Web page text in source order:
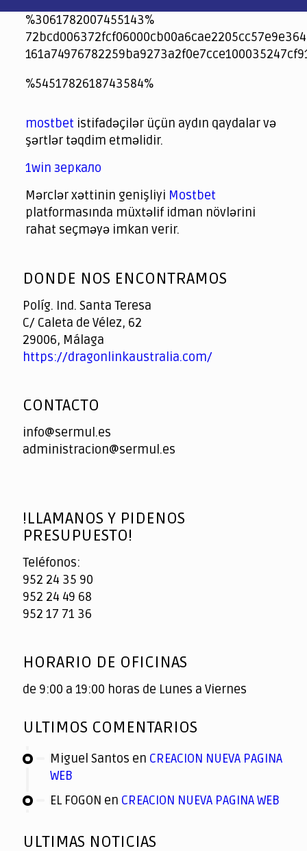
%3061782007455143%
jeetcity
1xbet
jeet city casino
%5451782618743584%
spintiger
Avabet
Spinrise
Crown Green
Crowngreen casino login
슈가 러쉬1000 슬롯
crazy time casino online
1xcasinozambia.com
codingworldnews.com
parimatch.kr
winorio
winorio casino
winorio
mostbet istifadəçilər üçün aydın qaydalar və
şərtlər təqdim etməlidir.
1win зеркало
Mərclər xəttinin genişliyi Mostbet
platformasında müxtəlif idman növlərini
rahat seçməyə imkan verir.
of
DONDE NOS ENCONTRAMOS
Políg. Ind. Santa Teresa
C/ Caleta de Vélez, 62
29006, Málaga
https://dragonlinkaustralia.com/
CONTACTO
info@sermul.es
administracion@sermul.es
!LLAMANOS Y PIDENOS
PRESUPUESTO!
Teléfonos:
952 24 35 90
952 24 49 68
952 17 71 36
HORARIO DE OFICINAS
de 9:00 a 19:00 horas de Lunes a Viernes
ULTIMOS COMENTARIOS
Miguel Santos en CREACION NUEVA PAGINA
WEB
EL FOGON en CREACION NUEVA PAGINA WEB
ULTIMAS NOTICIAS